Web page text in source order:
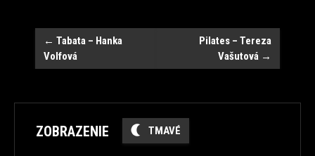
Post
navigation
← Tabata – Hanka
Volfová
Pilates – Tereza
Vašutová →
ZOBRAZENIE TMAVÉ